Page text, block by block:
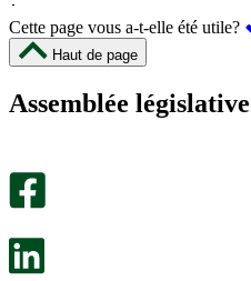
Cette page vous a-t-elle été utile?
Haut de page
Assemblée